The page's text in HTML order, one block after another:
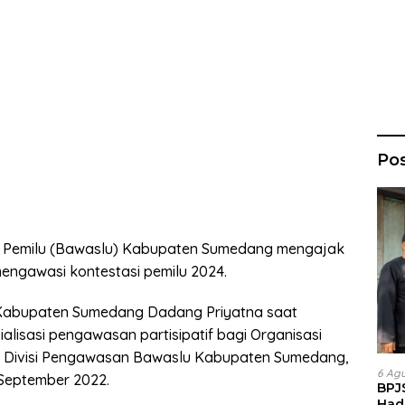
(Bawaslu) Kabupaten Sumedang mengajak
kontestasi pemilu 2024.
Sumedang Dadang Priyatna saat
pengawasan partisipatif bagi Organisasi
Pengawasan Bawaslu Kabupaten Sumedang,
2022.
6